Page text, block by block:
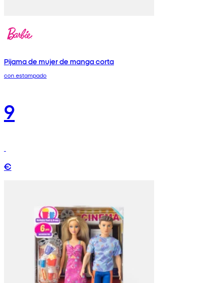
Pijama de mujer de manga corta
con estampado
9
€